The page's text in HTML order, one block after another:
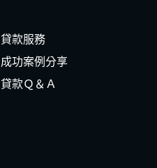
貸款服務
成功案例分享
貸款Ｑ＆Ａ